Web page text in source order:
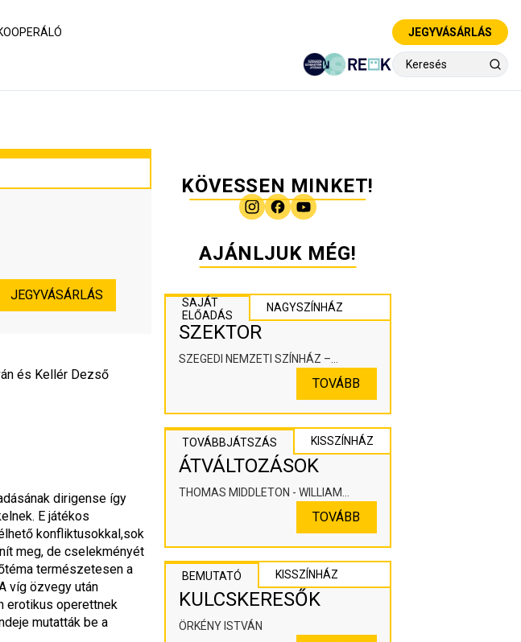
JEGYVÁSÁRLÁS
JEGYVÁSÁRLÁS
és Kellér Dezső
dirigense így
E játékos
konfliktusokkal,sok
meg, de cselekményét
természetesen a
víg özvegy után
erotikus operettnek
mutatták be a
KÖVESSEN MINKET!
AJÁNLJUK MÉG!
SAJÁT
ELŐADÁS
NAGYSZÍNHÁZ
SZEKTOR
SZEGEDI NEMZETI SZÍNHÁZ –
KOOPERÁLÓ SZÍNHÁZPEDAGÓGIAI
TOVÁBB
TOVÁBBJÁTSZÁS KISSZÍNHÁZ
ÁTVÁLTOZÁSOK
THOMAS MIDDLETON - WILLIAM
TOVÁBB
BEMUTATÓ KISSZÍNHÁZ
KULCSKERESŐK
ÖRKÉNY ISTVÁN